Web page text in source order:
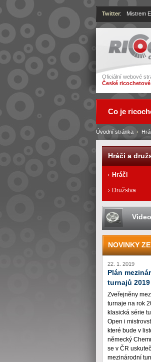
Ricochet
Oficiální webové
České
Twitter: Mistrem
Úvodní stránka ›
Co je
Hráči a
Hráči
Družstva
NOVINKY
22. 1. 2019
Plán
turnajů 2019
Zveřejněny
turnaje na rok
klasická série
Open i
které bude v
německý
se v ČR
mezinárodní